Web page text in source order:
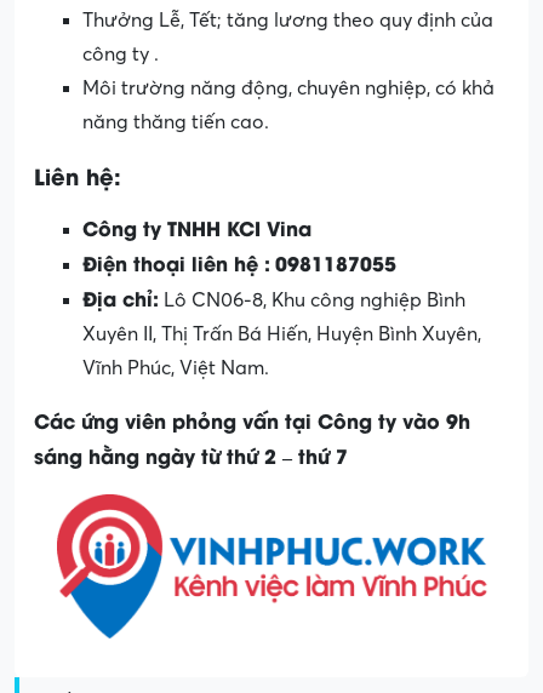
Thưởng Lễ, Tết; tăng lương theo quy định của
công ty .
Môi trường năng động, chuyên nghiệp, có khả
năng thăng tiến cao.
Liên hệ:
Công ty TNHH KCI Vina
Điện thoại liên hệ : 0981187055
Địa chỉ: Lô CN06-8, Khu công nghiệp Bình
Xuyên II, Thị Trấn Bá Hiến, Huyện Bình Xuyên,
Vĩnh Phúc, Việt Nam.
Các ứng viên phỏng vấn tại Công ty vào 9h
sáng hằng ngày từ thứ 2 – thứ 7